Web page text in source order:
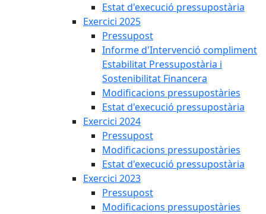
Estat d'execució pressupostària
Exercici 2025
Pressupost
Informe d'Intervenció compliment
Estabilitat Pressupostària i
Sostenibilitat Financera
Modificacions pressupostàries
Estat d'execució pressupostària
Exercici 2024
Pressupost
Modificacions pressupostàries
Estat d'execució pressupostària
Exercici 2023
Pressupost
Modificacions pressupostàries